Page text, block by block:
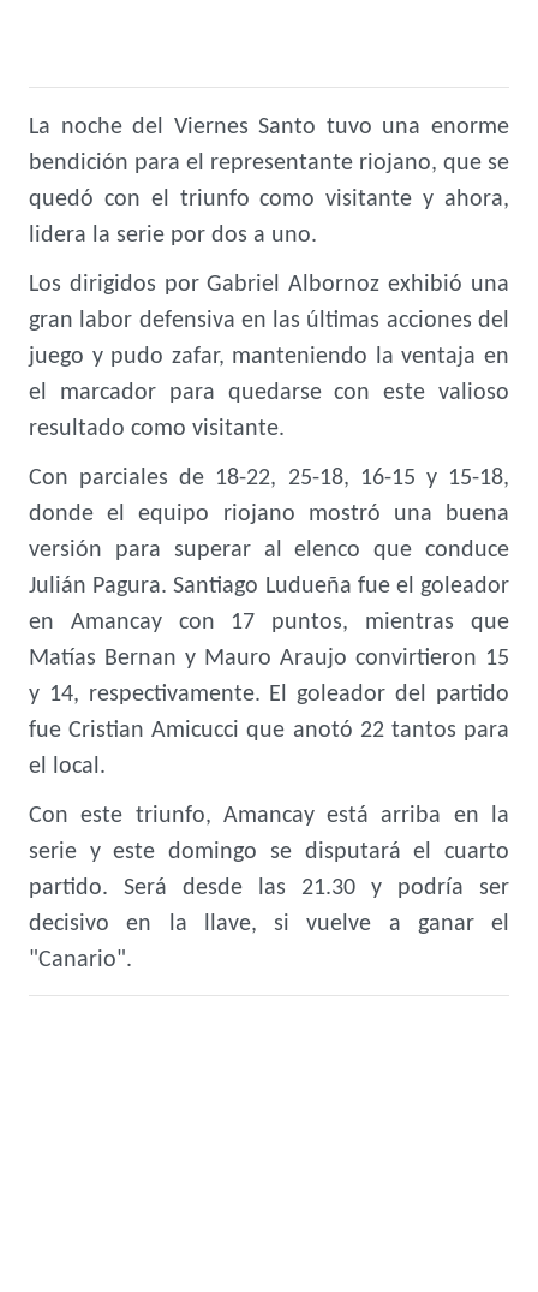
La noche del Viernes Santo tuvo una enorme
bendición para el representante riojano, que se
quedó con el triunfo como visitante y ahora,
lidera la serie por dos a uno.
Los dirigidos por Gabriel Albornoz exhibió una
gran labor defensiva en las últimas acciones del
juego y pudo zafar, manteniendo la ventaja en
el marcador para quedarse con este valioso
resultado como visitante.
Con parciales de 18-22, 25-18, 16-15 y 15-18,
donde el equipo riojano mostró una buena
versión para superar al elenco que conduce
Julián Pagura. Santiago Ludueña fue el goleador
en Amancay con 17 puntos, mientras que
Matías Bernan y Mauro Araujo convirtieron 15
y 14, respectivamente. El goleador del partido
fue Cristian Amicucci que anotó 22 tantos para
el local.
Con este triunfo, Amancay está arriba en la
serie y este domingo se disputará el cuarto
partido. Será desde las 21.30 y podría ser
decisivo en la llave, si vuelve a ganar el
"Canario".